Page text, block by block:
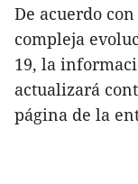
De acuerdo
compleja
19, la
actualizará
página de la